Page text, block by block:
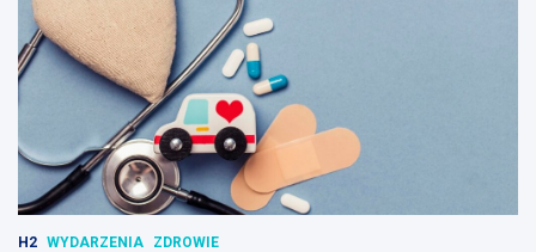
H2 WYDARZENIA ZDROWIE